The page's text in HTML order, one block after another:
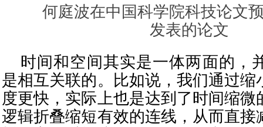
何庭波在中国科学院科技论文
发表的论文
时间和空间其实是一体两面的，
是相互关联的。比如说，我们通过缩
度更快，实际上也是达到了时间缩微
逻辑折叠缩短有效的连线，从而直接